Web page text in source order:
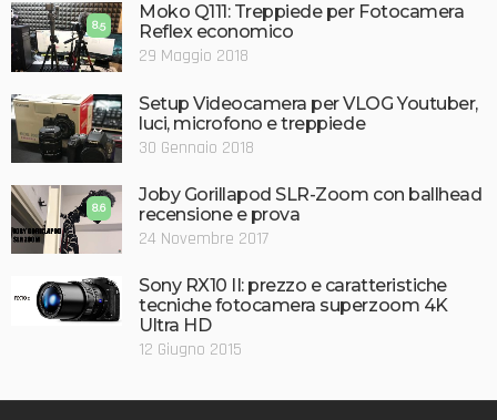
8.5
Moko Q111: Treppiede per Fotocamera
Reflex economico
29 Maggio 2018
Setup Videocamera per VLOG Youtuber,
luci, microfono e treppiede
30 Gennaio 2018
8.6
Joby Gorillapod SLR-Zoom con ballhead
recensione e prova
24 Novembre 2017
Sony RX10 II: prezzo e caratteristiche
tecniche fotocamera superzoom 4K
Ultra HD
12 Giugno 2015